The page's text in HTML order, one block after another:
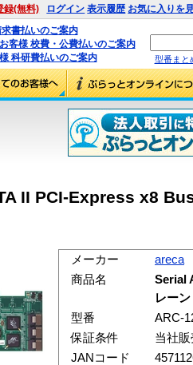
録(無料) ログイン 表示履歴 お気に入りを
書払いのご案内
客様 校費・公費払いのご案内
科研費払いのご案内
型番まと
II PCI-Express x8
メーカー
areca
商品名
Serial
レー
型番
ARC-
保証条件
当社
JANコード